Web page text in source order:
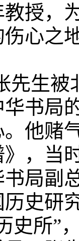
授，
伤心之
先生
华书局
他赌
》，当
局副
史研
史所”